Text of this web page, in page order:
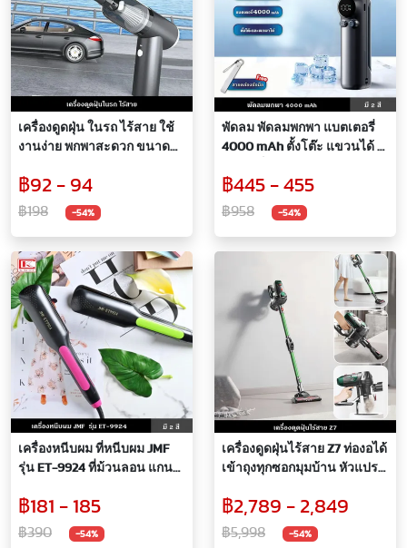
เครื่องดูดฝุ่น ในรถ ไร้สาย ใช้
งานง่าย พกพาสะดวก ขนาด
฿92 - 94
฿198 -54%
พัดลม พัดลมพกพา แบตเตอรี่
4000 mAh ตั้งโต๊ะ แขวนได้ มี
เนื่องหลายชั่วโมง ปรับได้100
ระดับ
฿445 - 455
฿958 -54%
เครื่องหนีบผม ที่หนีบผม JMF
รุ่น ET-9924 ที่ม้วนลอน แกน
องศา เรียบ ลื่น ช่วยให้ผมตรง
เงางาม
฿181 - 185
฿390 -54%
เครื่องดูดฝุ่นไร้สาย Z7 ท่องอได้
เข้าถุงทุกซอกมุมบ้าน หัวแปรง
฿2,789 - 2,849
฿5,998 -54%